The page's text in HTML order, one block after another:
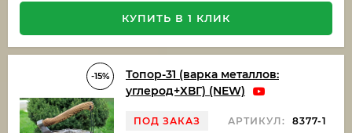
КУПИТЬ В 1 КЛИК
-15%
Топор-31 (варка металлов:
углерод+ХВГ) (NEW)
ПОД ЗАКАЗ АРТИКУЛ: 8377-1